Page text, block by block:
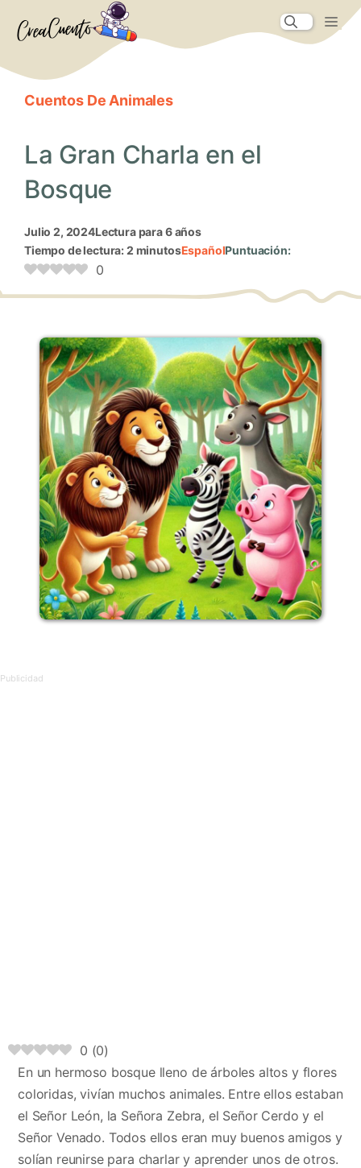
Cuentos De Animales
La Gran Charla en el
Bosque
julio 2, 2024Lectura para 6 años
Tiempo de lectura: 2 minutosEspañolPuntuación:
0
0 (0)
En un hermoso bosque lleno de árboles altos y flores
coloridas, vivían muchos animales. Entre ellos estaban
el Señor León, la Señora Zebra, el Señor Cerdo y el
Señor Venado. Todos ellos eran muy buenos amigos y
solían reunirse para charlar y aprender unos de otros.